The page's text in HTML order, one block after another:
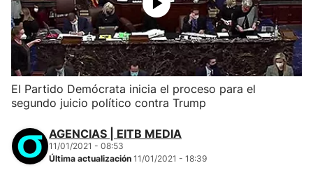
El Partido Demócrata inicia el proceso para el
segundo juicio político contra Trump
AGENCIAS | EITB MEDIA
11/01/2021 - 08:53
Última actualización 11/01/2021 - 18:39